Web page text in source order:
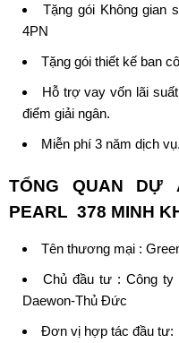
Tặng gói Không gian
4PN
Tặng gói thiết kế ban
Hỗ trợ vay vốn lãi
điểm giải ngân.
Miễn phí 3 năm dịch vụ.
TỔNG QUAN DỰ
PEARL 378 MINH
Tên thương mại :
Chủ đầu tư :Công ty
Daewon-Thủ Đức
Đơn vị hợp tác đầu tư: